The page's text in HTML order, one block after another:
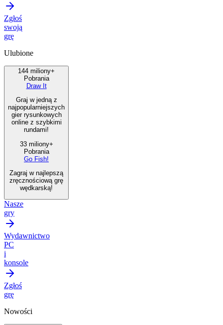
Zgłoś
swoją
grę
Ulubione
144 miliony+
Pobrania
Draw It
Graj w jedną z
najpopularniejszych
gier rysunkowych
online z szybkimi
rundami!
33 miliony+
Pobrania
Go Fish!
Zagraj w najlepszą
zręcznościową grę
wędkarską!
Nasze
gry
Wydawnictwo
PC
i
konsole
Zgłoś
grę
Nowości